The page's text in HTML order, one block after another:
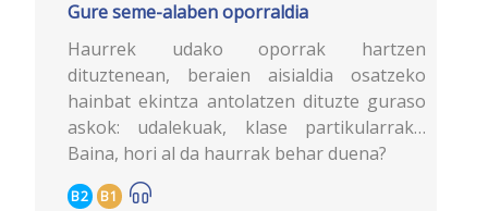
Gure seme-alaben oporraldia
Haurrek udako oporrak hartzen
dituztenean, beraien aisialdia osatzeko
hainbat ekintza antolatzen dituzte guraso
askok: udalekuak, klase partikularrak…
Baina, hori al da haurrak behar duena?
B2 B1